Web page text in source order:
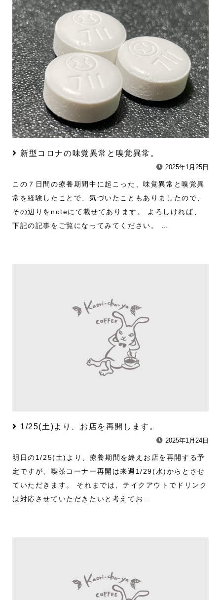
新型コロナの味覚異常と嗅覚異常。
2025年1月25日
この７日間の療養期間中に起こった、味覚異常と嗅覚異
常を経験したことで、気づいたこともありましたので、
その辺りをnoteにて載せてあります。 よろしければ、
下記の記事をご覧になってみてください。 …
1/25(土)より、お店を再開します。
2025年1月24日
明日の1/25(土)より、療養期間を終えお店を再開する予
定ですが、喫茶コーナー再開は来週1/29(水)からとさせ
ていただきます。 それまでは、テイクアウトでドリンク
は対応させていただきたいと考えてお…